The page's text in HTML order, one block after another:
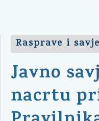
Rasprave i
Javno
nacrtu